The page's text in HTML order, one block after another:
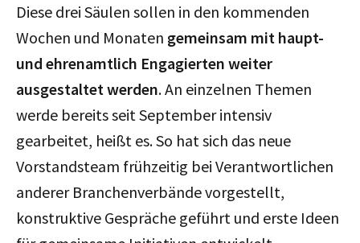
Diese drei Säulen sollen in den kommenden
Wochen und Monaten gemeinsam mit haupt-
und ehrenamtlich Engagierten weiter
ausgestaltet werden. An einzelnen Themen
werde bereits seit September intensiv
gearbeitet, heißt es. So hat sich das neue
Vorstandsteam frühzeitig bei Verantwortlichen
anderer Branchenverbände vorgestellt,
konstruktive Gespräche geführt und erste Ideen